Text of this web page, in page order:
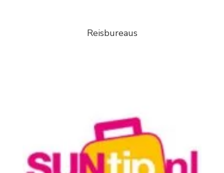
Reisbureaus